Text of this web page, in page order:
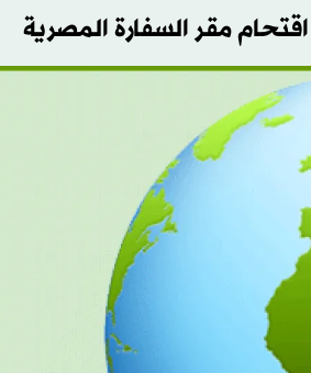
مقر السفارة المصرية